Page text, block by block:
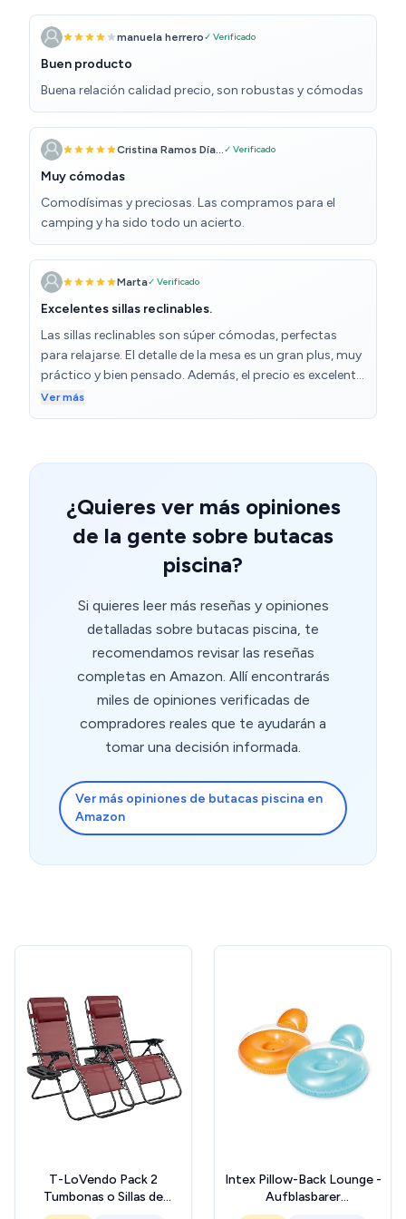
manuela herrero✓ Verificado
Buen producto
Buena relación calidad precio, son robustas y cómodas
Cristina Ramos Día... ✓ Verificado
Muy cómodas
Comodísimas y preciosas. Las compramos para el
camping y ha sido todo un acierto.
Marta✓ Verificado
Excelentes sillas reclinables.
Las sillas reclinables son súper cómodas, perfectas
para relajarse. El detalle de la mesa es un gran plus, muy
práctico y bien pensado. Además, el precio es excelente
para la calidad que ofrecen. ¡Totalmente recomendado!
Ver más
¿Quieres ver más opiniones
de la gente sobre butacas
piscina?
Si quieres leer más reseñas y opiniones
detalladas sobre butacas piscina, te
recomendamos revisar las reseñas
completas en Amazon. Allí encontrarás
miles de opiniones verificadas de
compradores reales que te ayudarán a
tomar una decisión informada.
Ver más opiniones de butacas piscina en
Amazon
T-LoVendo Pack 2
Tumbonas o Sillas de
Exterior Plegables para
Intex Pillow-Back Lounge -
Aufblasbarer
Schwimmsessel - 137 x 122